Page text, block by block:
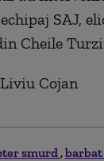
SAJ,
Cheile
Cojan
smurd